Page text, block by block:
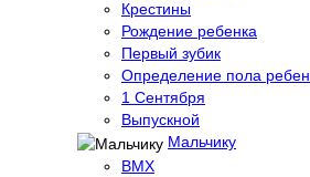
Крестины
Рождение ребенка
Первый зубик
Определение пола
1 Сентября
Выпускной
Мальчику
BMX